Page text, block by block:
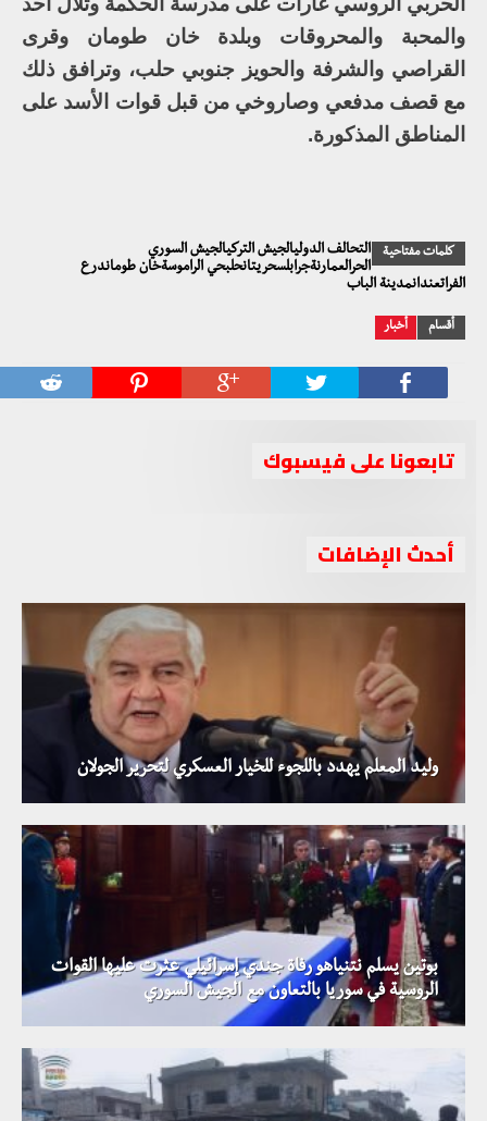
والمحبة والمحروقات وبلدة خان طومان وقرى
القراصي والشرفة والحويز جنوبي حلب، وترافق ذلك
مع قصف مدفعي وصاروخي من قبل قوات الأسد على
المناطق المذكورة.
كلمات مفتاحية
التحالف الدوليالجيش التركيالجيش السوري
الحرالعمارنةجرابلسحريتانحلبحي الراموسةخان طوماندرع
الفراتعندانمدينة الباب
أقسام أخبار
تابعونا على فيسبوك
أحدث الإضافات
وليد المعلم يهدد باللجوء للخيار العسكري لتحرير الجولان
بوتين يسلم نتنياهو رفاة جندي إسرائيلي عثرت عليها القوات
الروسية في سوريا بالتعاون مع الجيش السوري